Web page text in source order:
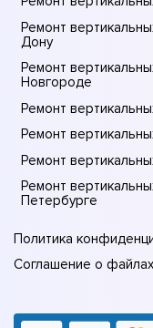
Ремонт
Донy
Ремонт
Новгороде
Ремонт
Ремонт
Ремонт
Ремонт
Петербурге
Политика
Соглашение о